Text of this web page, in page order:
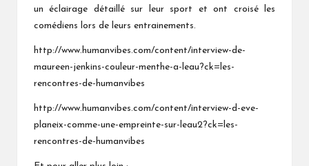
un éclairage détaillé sur leur sport et ont croisé les
comédiens lors de leurs entrainements.
http://www.humanvibes.com/content/interview-de-
maureen-jenkins-couleur-menthe-a-leau?ck=les-
rencontres-de-humanvibes
http://www.humanvibes.com/content/interview-d-eve-
planeix-comme-une-empreinte-sur-leau2?ck=les-
rencontres-de-humanvibes